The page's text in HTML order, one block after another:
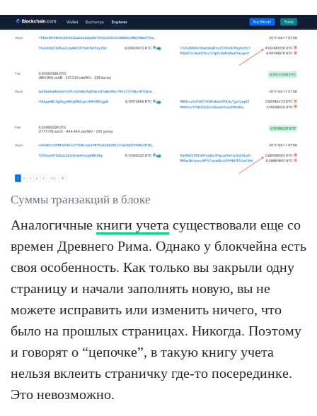
Суммы транзакций в блоке
Аналогичные книги учета существовали еще со
времен Древнего Рима. Однако у блокчейна есть
своя особенность. Как только вы закрыли одну
страницу и начали заполнять новую, вы не
можете исправить или изменить ничего, что
было на прошлых страницах. Никогда. Поэтому
и говорят о “цепочке”, в такую книгу учета
нельзя вклеить страничку где-то посерединке.
Это невозможно.